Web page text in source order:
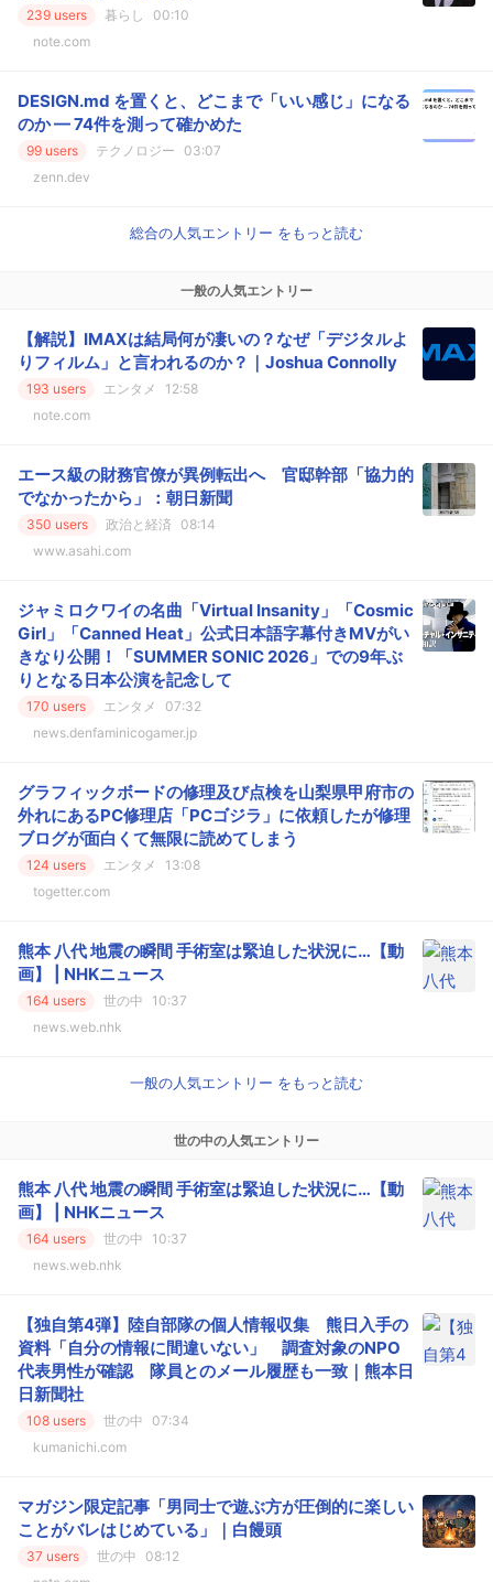
239 users 暮らし
00:10
note.com
DESIGN.md を置くと、どこまで「いい感じ」になる
のか — 74件を測って確かめた
99 users テクノロジー
03:07
zenn.dev
総合の人気エントリー をもっと読む
一般の人気エントリー
【解説】IMAXは結局何が凄いの？なぜ「デジタルよ
りフィルム」と言われるのか？｜Joshua Connolly
193 users エンタメ
12:58
note.com
エース級の財務官僚が異例転出へ 官邸幹部「協力的
でなかったから」：朝日新聞
350 users 政治と経済
08:14
www.asahi.com
ジャミロクワイの名曲「Virtual Insanity」「Cosmic
Girl」「Canned Heat」公式日本語字幕付きMVがい
きなり公開！「SUMMER SONIC 2026」での9年ぶ
りとなる日本公演を記念して
170 users エンタメ
07:32
news.denfaminicogamer.jp
グラフィックボードの修理及び点検を山梨県甲府市の
外れにあるPC修理店「PCゴジラ」に依頼したが修理
ブログが面白くて無限に読めてしまう
124 users エンタメ
13:08
togetter.com
熊本 八代 地震の瞬間 手術室は緊迫した状況に…【動
画】 | NHKニュース
164 users 世の中
10:37
news.web.nhk
一般の人気エントリー をもっと読む
世の中の人気エントリー
熊本 八代 地震の瞬間 手術室は緊迫した状況に…【動
画】 | NHKニュース
164 users 世の中
10:37
news.web.nhk
【独自第4弾】陸自部隊の個人情報収集 熊日入手の
資料「自分の情報に間違いない」 調査対象のNPO
代表男性が確認 隊員とのメール履歴も一致｜熊本日
日新聞社
108 users 世の中
07:34
kumanichi.com
マガジン限定記事「男同士で遊ぶ方が圧倒的に楽しい
ことがバレはじめている」｜白饅頭
37 users 世の中
08:12